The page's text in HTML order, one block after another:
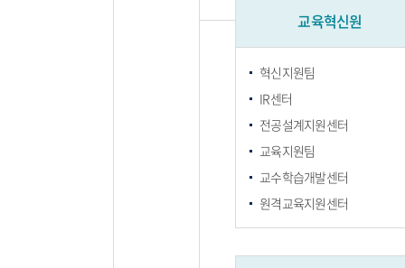
교육혁신원
혁신지원팀
IR센터
전공설계지원센터
교육지원팀
교수학습개발센터
원격교육지원센터